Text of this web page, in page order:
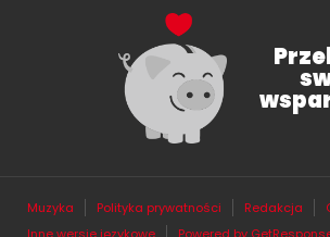
Muzyka Polityka prywatności Redakcja